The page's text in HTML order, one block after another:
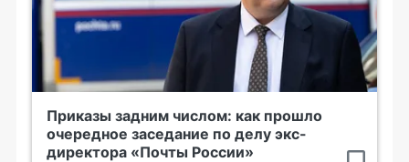
Приказы задним числом: как прошло
очередное заседание по делу экс-
директора «Почты России»